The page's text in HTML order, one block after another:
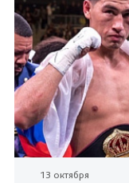
13 октября